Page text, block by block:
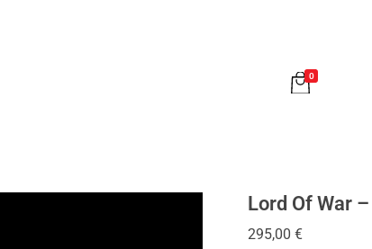
0
Lord Of War
295,00€